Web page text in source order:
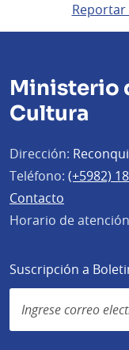
Ministerio
Cultura
Dirección:
Teléfono: (+5982)
Contacto
Horario de
Suscripción a
Simplenews
subscription